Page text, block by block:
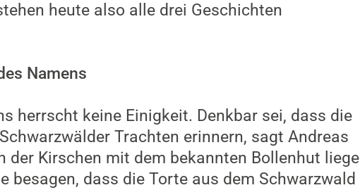
heute also alle drei Geschichten
Namens
herrscht keine Einigkeit. Denkbar sei, dass die
Trachten erinnern, sagt Andreas
der Kirschen mit dem bekannten Bollenhut liege
besagen, dass die Torte aus dem Schwarzwald